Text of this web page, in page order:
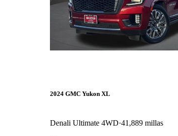
2024 GMC Yukon XL
Denali Ultimate 4WD 41,889 millas